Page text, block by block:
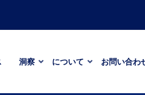
洞察 について お問い合わ